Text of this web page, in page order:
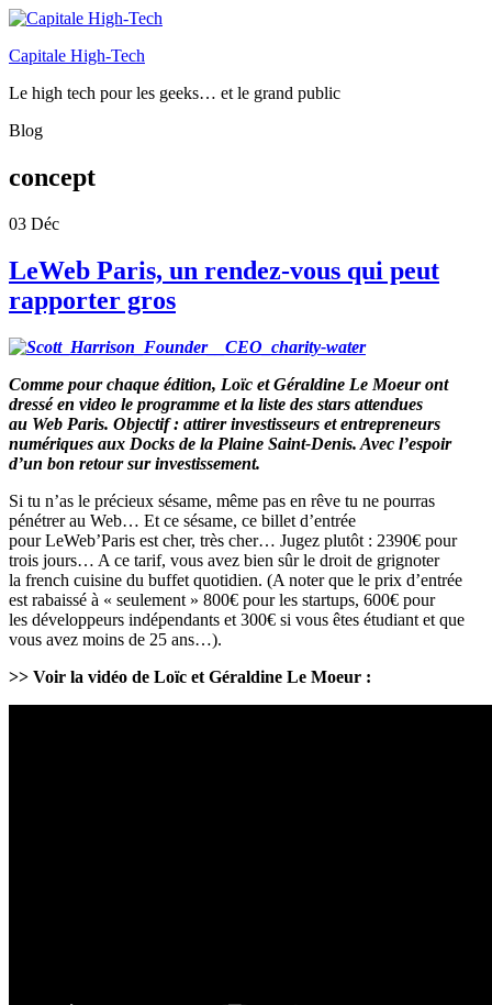
Capitale High-Tech
Le high tech pour les geeks… et le grand public
Blog
concept
03 Déc
LeWeb Paris, un rendez-vous qui peut
rapporter gros
Comme pour chaque édition, Loïc et Géraldine Le Moeur ont
dressé en video le programme et la liste des stars attendues
au Web Paris. Objectif : attirer investisseurs et entrepreneurs
numériques aux Docks de la Plaine Saint-Denis. Avec l’espoir
d’un bon retour sur investissement.
Si tu n’as le précieux sésame, même pas en rêve tu ne pourras
pénétrer au Web… Et ce sésame, ce billet d’entrée
pour LeWeb’Paris est cher, très cher… Jugez plutôt : 2390€ pour
trois jours… A ce tarif, vous avez bien sûr le droit de grignoter
la french cuisine du buffet quotidien. (A noter que le prix d’entrée
est rabaissé à « seulement » 800€ pour les startups, 600€ pour
les développeurs indépendants et 300€ si vous êtes étudiant et que
vous avez moins de 25 ans…).
>> Voir la vidéo de Loïc et Géraldine Le Moeur :